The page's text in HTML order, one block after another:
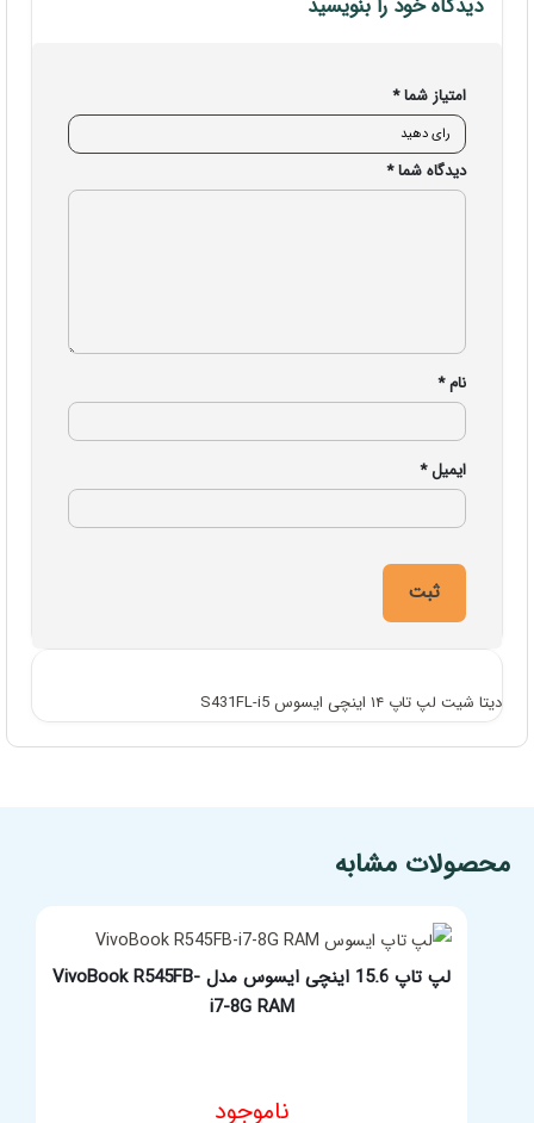
دیدگاه خود را بنویسید
امتیاز شما*
دیدگاه شما*
نام*
ایمیل*
دیتا شیت لپ تاپ ۱۴ اینچی ایسوس S431FL-i5
محصولات مشابه
لپ تاپ 15.6 اینچی ایسوس مدل VivoBook R545FB-
i7-8G RAM
ناموجود